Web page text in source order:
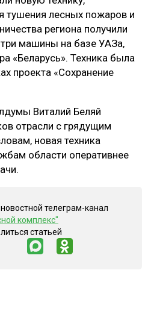
тушения лесных пожаров и
региона получили
три машины на базе УАЗа,
«Беларусь». Техника была
проекта «Сохранение
Виталий Беляй
отрасли с грядущим
новая техника
области оперативнее
телеграм-канал
комплекс"
статьей